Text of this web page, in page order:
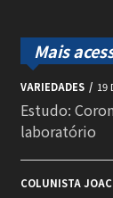
Mais
VARIEDADES 19
Estudo:
laboratório
COLUNISTA